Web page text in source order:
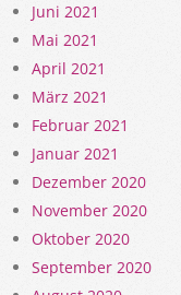
Juni 2021
Mai 2021
April 2021
März 2021
Februar 2021
Januar 2021
Dezember 2020
November 2020
Oktober 2020
September 2020